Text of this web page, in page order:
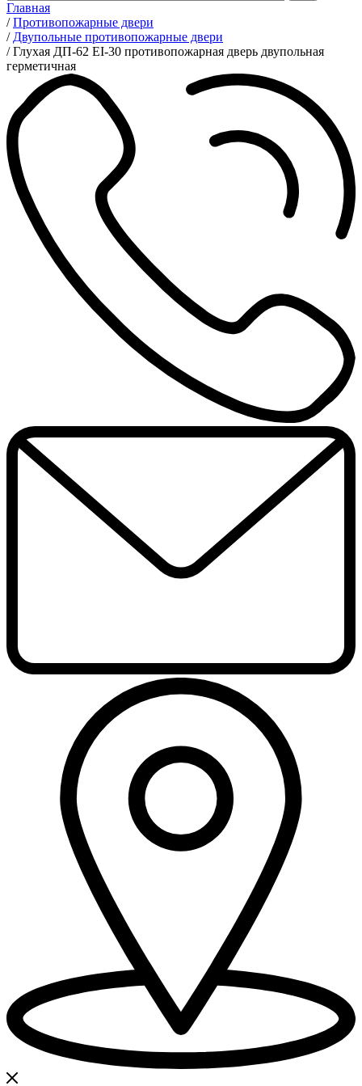
Главная
/ Противопожарные двери
/ Двупольные противопожарные двери
/ Глухая ДП-62 EI-30 противопожарная дверь двупольная
герметичная